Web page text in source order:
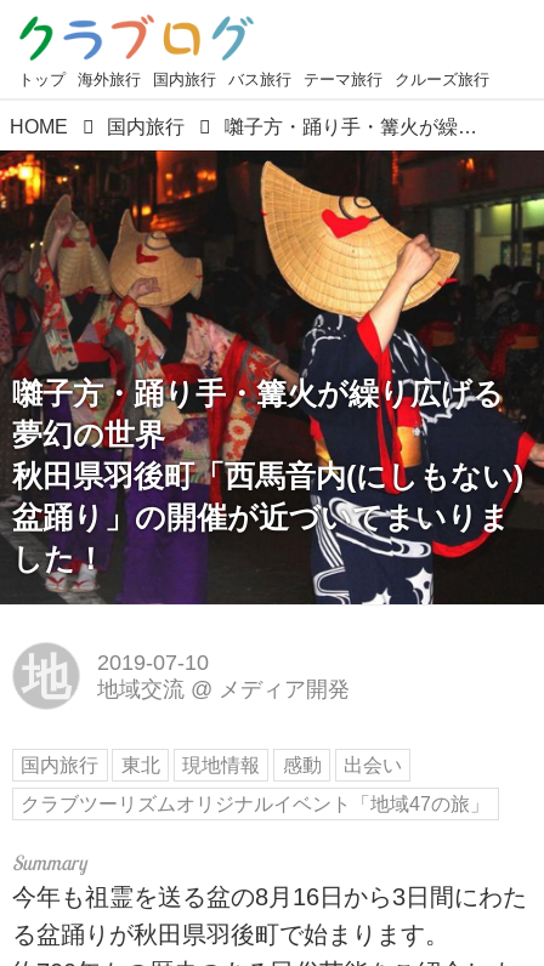
トップ 海外旅行 国内旅行 バス旅行 テーマ旅行 クルーズ旅行
HOME 国内旅行 囃子方・踊り手・篝火が繰り広げる夢幻の世界 秋田県羽後町「西馬音内(にしもない)盆踊り」の開催が近づいてまいりました！
囃子方・踊り手・篝火が繰り広げる
夢幻の世界
秋田県羽後町「西馬音内(にしもない)
盆踊り」の開催が近づいてまいりま
した！
地
2019-07-10
地域交流 @ メディア開発
国内旅行 東北 現地情報 感動
出会い
クラブツーリズムオリジナルイベント「地域47の旅」
今年も祖霊を送る盆の8月16日から3日間にわた
る盆踊りが秋田県羽後町で始まります。